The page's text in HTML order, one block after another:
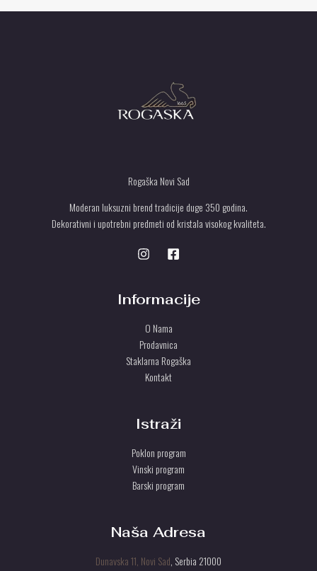
Rogaška Novi Sad
Moderan luksuzni brend tradicije duge 350 godina.
Dekorativni i upotrebni predmeti od kristala visokog kvaliteta.
Informacije
O Nama
Prodavnica
Staklarna Rogaška
Kontakt
Istraži
Poklon program
Vinski program
Barski program
Naša Adresa
Dunavska 11, Novi Sad, Serbia 21000